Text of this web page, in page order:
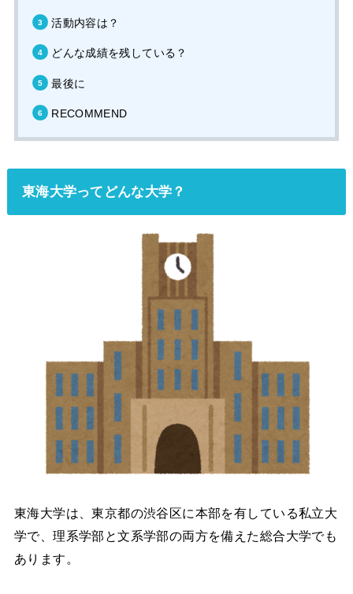
活動内容は？
どんな成績を残している？
最後に
RECOMMEND
東海大学ってどんな大学？
東海大学は、東京都の渋谷区に本部を有している私立大
学で、理系学部と文系学部の両方を備えた総合大学でも
あります。